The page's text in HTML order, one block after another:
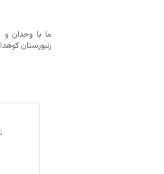
ما با وجدان
زنبورستان